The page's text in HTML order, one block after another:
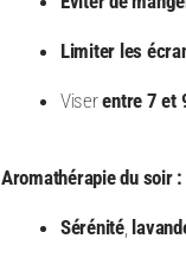
Limiter les
Viserentre 7 et
Aromathérapie du soir :
Sérénité,